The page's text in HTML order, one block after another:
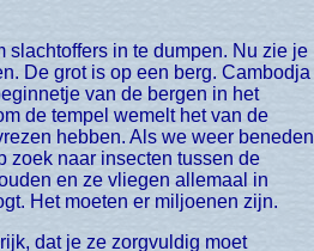
De grot is op een berg. Cambodja
van de bergen in het
de tempel wemelt het van de
hebben. Als we weer beneden
zoek naar insecten tussen de
en ze vliegen allemaal in
Het moeten er miljoenen zijn.